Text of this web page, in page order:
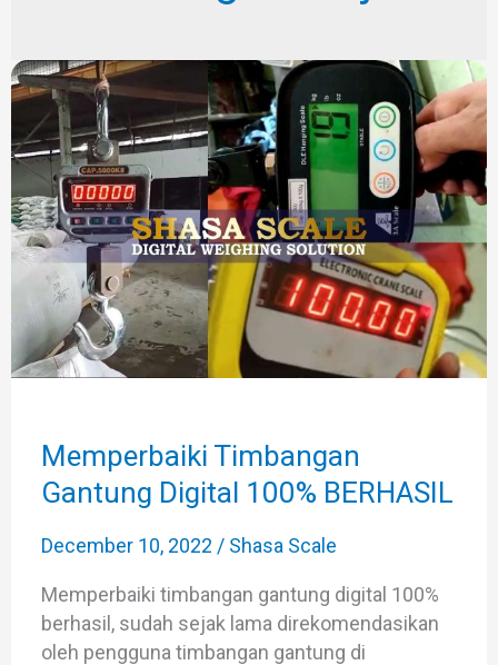
Memperbaiki Timbangan
Gantung Digital 100% BERHASIL
December 10, 2022 / Shasa Scale
Memperbaiki timbangan gantung digital 100%
berhasil, sudah sejak lama direkomendasikan
oleh pengguna timbangan gantung di
Memperbaiki
Timbangan
Gantung
Digital
100%
BERHASIL